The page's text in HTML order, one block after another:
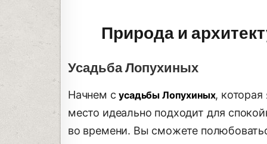
Природа и
Усадьба Лопухиных
Начнем сусадьбы Лопухиных,
место идеально подходит для
во времени. Вы сможете